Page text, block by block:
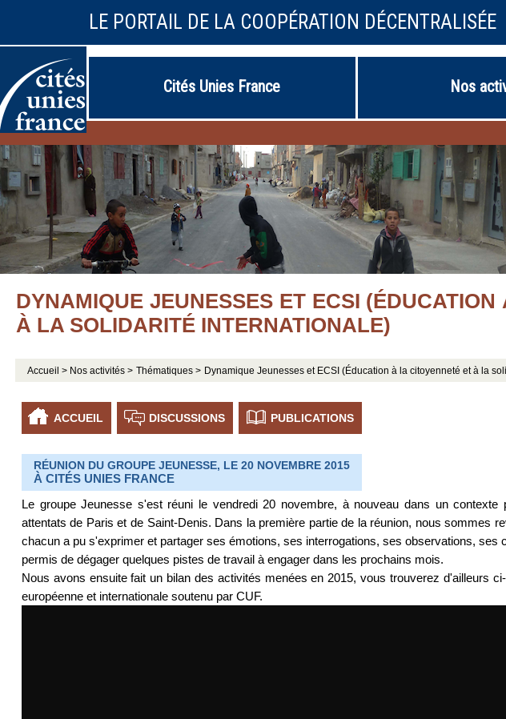
LE PORTAIL DE LA COOPÉRATION DÉCENTRALISÉE
Cités Unies France Nos
DYNAMIQUE JEUNESSES ET ECSI
À LA SOLIDARITÉ INTERNATIONALE)
Accueil > Nos activités > Thématiques > Dynamique Jeunesses et ECSI (Éducation à la citoyenneté et à la
ACCUEIL DISCUSSIONS PUBLICATIONS
RÉUNION DU GROUPE JEUNESSE, LE 20 NOVEMBRE 2015
À CITÉS UNIES FRANCE
Le groupe Jeunesse s'est réuni le vendredi 20 novembre, à nouveau dans un contexte
attentats de Paris et de Saint-Denis. Dans la première partie de la réunion, nous sommes
chacun a pu s'exprimer et partager ses émotions, ses interrogations, ses observations, ses
permis de dégager quelques pistes de travail à engager dans les prochains mois.
Nous avons ensuite fait un bilan des activités menées en 2015, vous trouverez d'ailleurs
européenne et internationale soutenu par CUF.